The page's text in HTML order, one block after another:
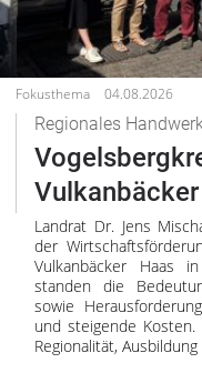
Fokusthema 04.08.2026
Regionales
Landrat Dr. Jens
der
Vulkanbäcker Haas
standen die
sowie
und steigende Kosten.
Regionalität,